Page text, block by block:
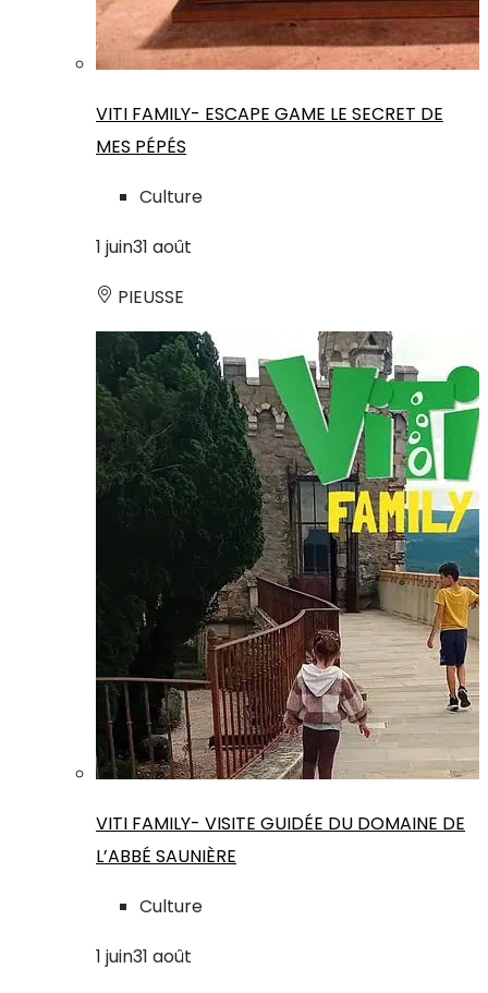
VITI FAMILY- ESCAPE GAME LE SECRET DE
MES PÉPÉS
Culture
1 juin31 août
PIEUSSE
VITI FAMILY- VISITE GUIDÉE DU DOMAINE DE
L’ABBÉ SAUNIÈRE
Culture
1 juin31 août